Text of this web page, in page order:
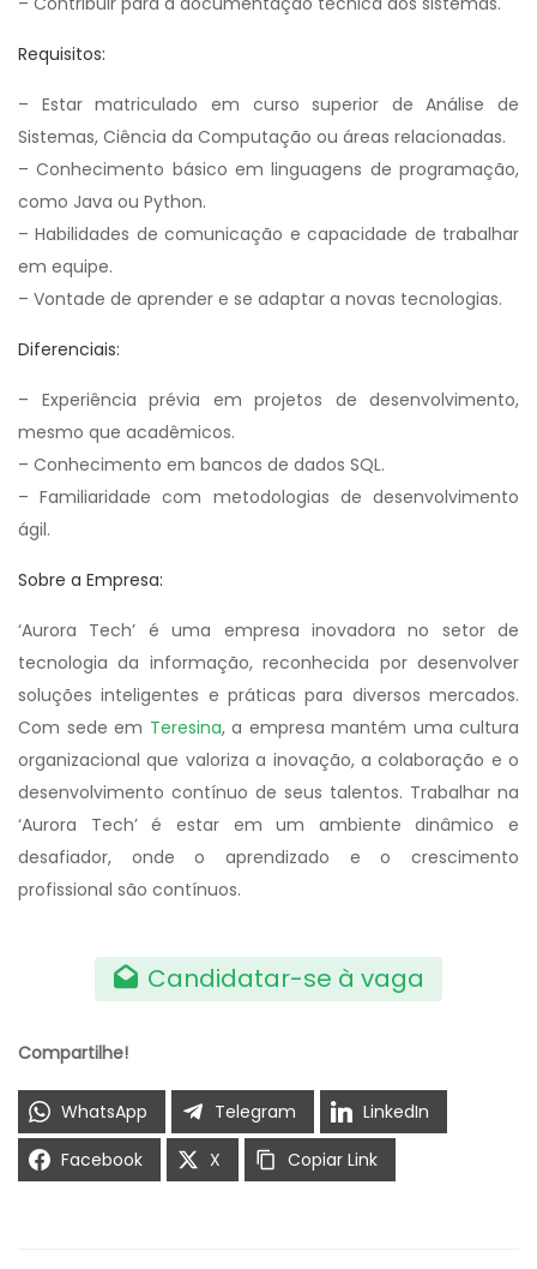
Requisitos:
– Estar matriculado em curso superior de Análise de
Sistemas, Ciência da Computação ou áreas relacionadas.
– Conhecimento básico em linguagens de programação,
como Java ou Python.
– Habilidades de comunicação e capacidade de trabalhar
em equipe.
– Vontade de aprender e se adaptar a novas tecnologias.
Diferenciais:
– Experiência prévia em projetos de desenvolvimento,
mesmo que acadêmicos.
– Conhecimento em bancos de dados SQL.
– Familiaridade com metodologias de desenvolvimento
ágil.
Sobre a Empresa:
‘Aurora Tech’ é uma empresa inovadora no setor de
tecnologia da informação, reconhecida por desenvolver
soluções inteligentes e práticas para diversos mercados.
Com sede em Teresina, a empresa mantém uma cultura
organizacional que valoriza a inovação, a colaboração e o
desenvolvimento contínuo de seus talentos. Trabalhar na
‘Aurora Tech’ é estar em um ambiente dinâmico e
desafiador, onde o aprendizado e o crescimento
profissional são contínuos.
Candidatar-se à vaga
Compartilhe!
WhatsApp Telegram
LinkedIn
Facebook
X Copiar Link